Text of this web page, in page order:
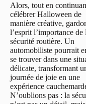
Alors, tout en
célébrer Halloween de
manière créative,
l’esprit l’importance de
sécurité routière. Un
automobiliste pourrait
se trouver dans une
délicate, transformant
journée de joie en une
expérience
N’oublions pas : la